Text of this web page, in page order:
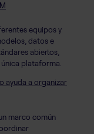
equipos y
datos e
abiertos,
plataforma.
ayuda a organizar
marco común